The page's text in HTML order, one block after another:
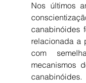
Nos últimos
canabinóides
relacionada a
com
mecanismos